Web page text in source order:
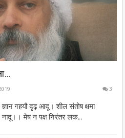
3
गहयौ दृढ़ आदू। शील संतोष क्षमा
मेष न पक्ष निरंतर लक...